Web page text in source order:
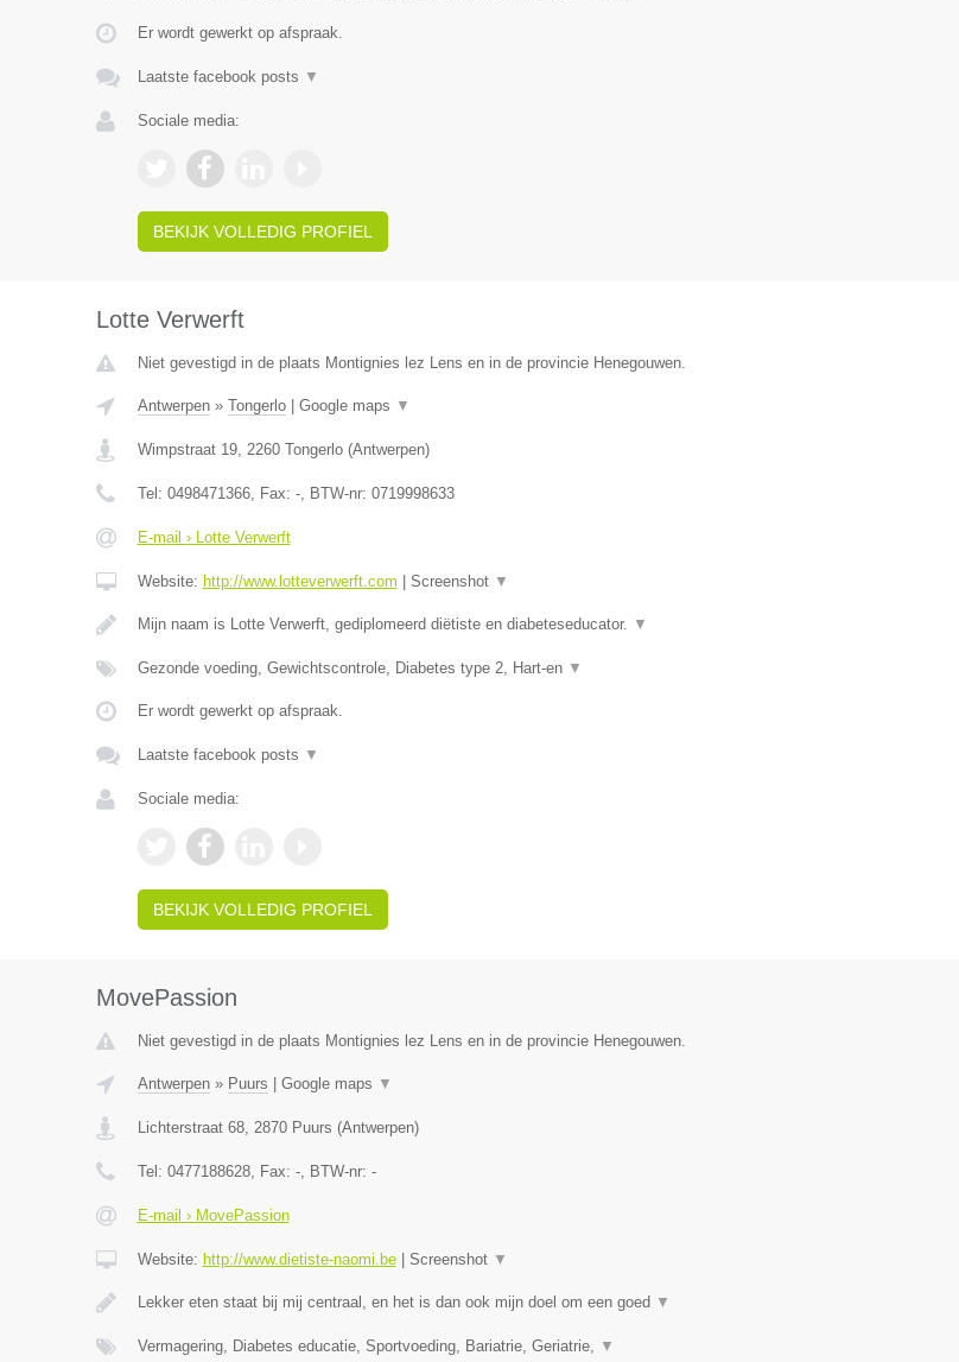
Er wordt gewerkt op afspraak.
Laatste facebook posts ▼
Sociale media:
BEKIJK VOLLEDIG PROFIEL
Lotte Verwerft
Niet gevestigd in de plaats Montignies lez Lens en in de provincie Henegouwen.
Antwerpen» Tongerlo| Google maps ▼
Wimpstraat 19, 2260 Tongerlo(Antwerpen)
Tel: 0498471366, Fax: -, BTW-nr: 0719998633
E-mail › Lotte Verwerft
Website: http://www.lotteverwerft.com Screenshot ▼
Mijn naam is Lotte Verwerft, gediplomeerd diëtiste en diabeteseducator. ▼
Gezonde voeding, Gewichtscontrole, Diabetes type 2, Hart-en ▼
Er wordt gewerkt op afspraak.
Laatste facebook posts ▼
Sociale media:
BEKIJK VOLLEDIG PROFIEL
MovePassion
Niet gevestigd in de plaats Montignies lez Lens en in de provincie Henegouwen.
Antwerpen» Puurs Google maps ▼
Lichterstraat 68, 2870 Puurs (Antwerpen)
Tel: 0477188628, Fax: -, BTW-nr: -
E-mail › MovePassion
Website: http://www.dietiste-naomi.be| Screenshot ▼
Lekker eten staat bij mij centraal, en het is dan ook mijn doel om een goed ▼
Vermagering, Diabetes educatie, Sportvoeding, Bariatrie, Geriatrie, ▼